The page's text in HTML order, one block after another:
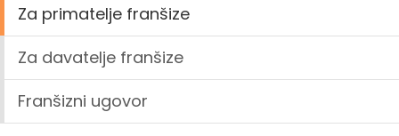
Za primatelje franšize
Za davatelje franšize
Franšizni ugovor